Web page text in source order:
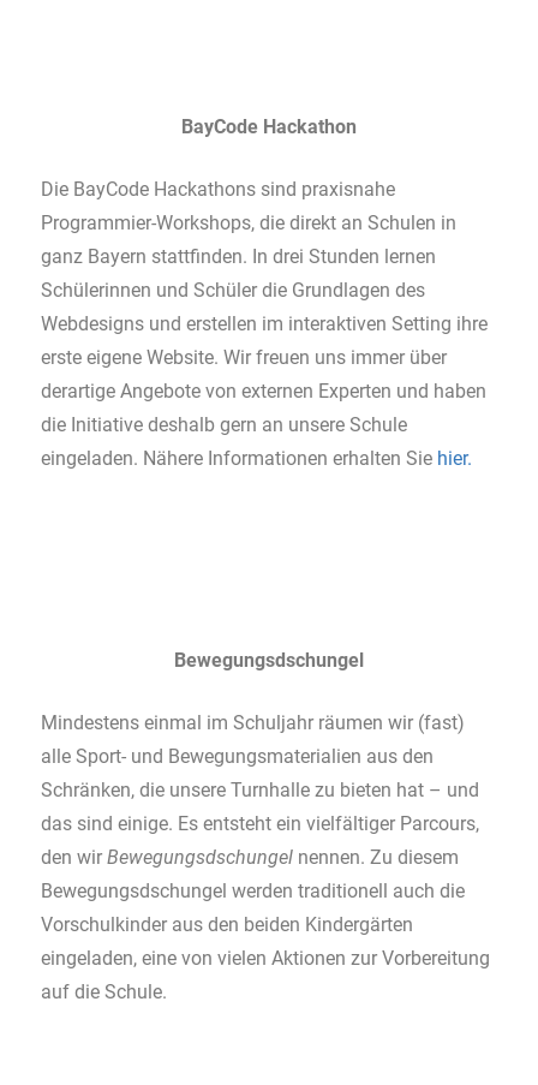
BayCode Hackathon
Die BayCode Hackathons sind praxisnahe
Programmier-Workshops, die direkt an Schulen in
ganz Bayern stattfinden. In drei Stunden lernen
Schülerinnen und Schüler die Grundlagen des
Webdesigns und erstellen im interaktiven Setting ihre
erste eigene Website. Wir freuen uns immer über
derartige Angebote von externen Experten und haben
die Initiative deshalb gern an unsere Schule
eingeladen. Nähere Informationen erhalten Sie hier.
Bewegungsdschungel
Mindestens einmal im Schuljahr räumen wir (fast)
alle Sport- und Bewegungsmaterialien aus den
Schränken, die unsere Turnhalle zu bieten hat – und
das sind einige. Es entsteht ein vielfältiger Parcours,
den wir Bewegungsdschungel nennen. Zu diesem
Bewegungsdschungel werden traditionell auch die
Vorschulkinder aus den beiden Kindergärten
eingeladen, eine von vielen Aktionen zur Vorbereitung
auf die Schule.